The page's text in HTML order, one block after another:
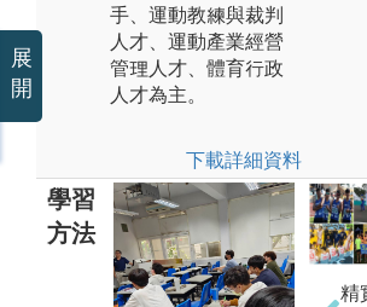
手、運動教練與裁判
人才、運動產業經營
管理人才、體育行政
人才為主。
下載詳細資料
學習
方法
精
展
開